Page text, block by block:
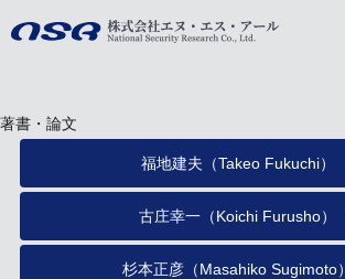
事業内容
会社概要
著書・論文
著書・論文
福地建夫（Takeo Fukuchi）
古庄幸一（Koichi Furusho）
杉本正彦（Masahiko Sugimoto）